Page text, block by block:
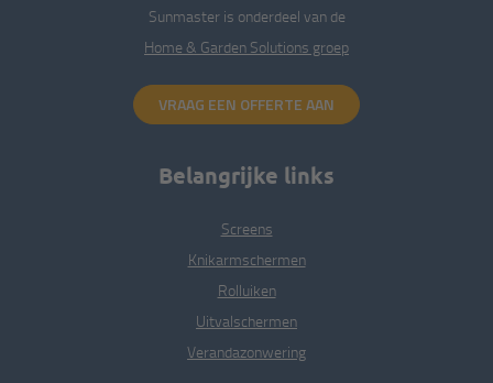
Sunmaster is onderdeel van de
Home & Garden Solutions groep
VRAAG EEN OFFERTE AAN
Belangrijke links
Screens
Knikarm­schermen
Rolluiken
Uitval­schermen
Veranda­zonwering